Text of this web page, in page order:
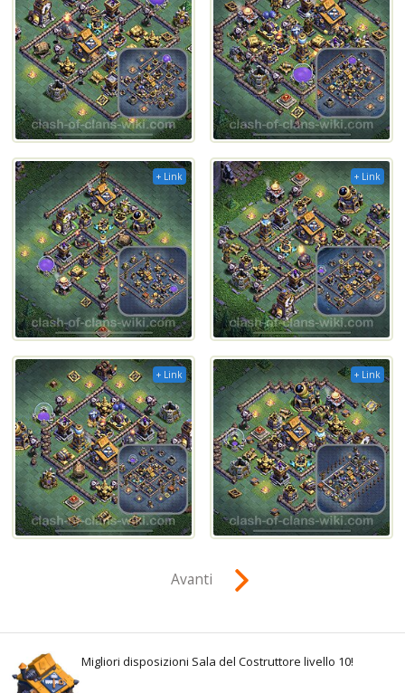
+ Link + Link
+ Link + Link
Avanti
Migliori disposizioni Sala del Costruttore livello 10!